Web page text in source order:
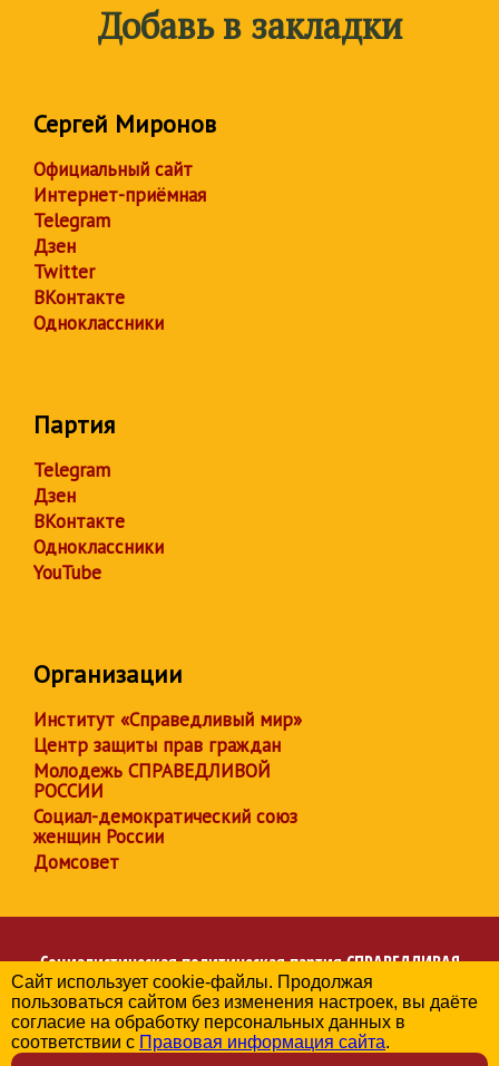
Добавь в закладки
Сергей Миронов
Официальный сайт
Интернет-приёмная
Telegram
Дзен
Twitter
ВКонтакте
Одноклассники
Партия
Telegram
Дзен
ВКонтакте
Одноклассники
YouTube
Организации
Институт «Справедливый мир»
Центр защиты прав граждан
Молодежь СПРАВЕДЛИВОЙ
РОССИИ
Социал-демократический союз
женщин России
Домсовет
Социалистическая политическая партияСПРАВЕДЛИВАЯ
РОССИЯ
Региональное отделение партии в Республике Бурятия
© 2006-2026
Политика в отношении обработки персональных данных
Сайт использует cookie-файлы. Продолжая
пользоваться сайтом без изменения настроек, вы даёте
согласие на обработку персональных данных в
соответствии с Правовая информация сайта.